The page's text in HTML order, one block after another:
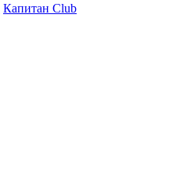
Капитан Club